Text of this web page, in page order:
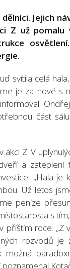
Jejich
Z už pomalu
svítila celá
je za nové
část
Z. V
a zateplení
„Hala je
Už letos
peníze
s
roce. „Z
rozvodů